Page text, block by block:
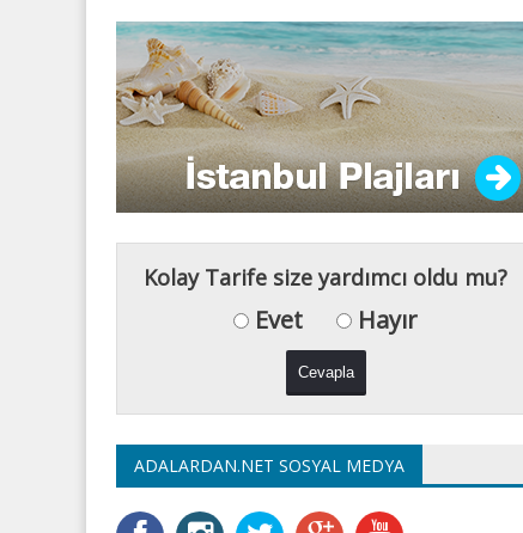
Kolay Tarife size yardımcı oldu mu?
Evet Hayır
ADALARDAN.NET SOSYAL MEDYA